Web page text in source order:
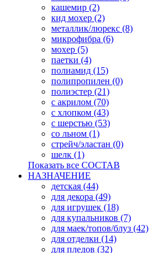
кашемир (2)
кид мохер (2)
металлик/люрекс (8)
микрофибра (6)
мохер (5)
паетки (4)
полиамид (15)
полипропилен (0)
полиэстер (21)
с акрилом (70)
с хлопком (43)
с шерстью (53)
со льном (1)
стрейч/эластан (0)
шелк (1)
Показать все СОСТАВ
НАЗНАЧЕНИЕ
детская (44)
для декора (49)
для игрушек (18)
для купальников (7)
для маек/топов/блуз (42)
для отделки (14)
для пледов (32)